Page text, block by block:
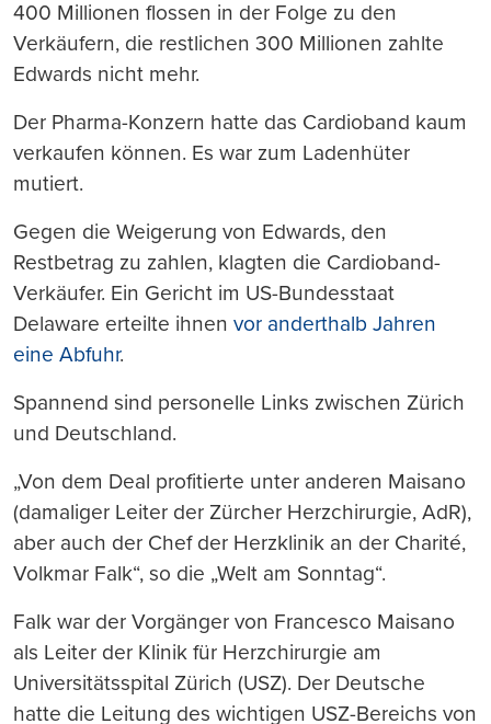
400 Millionen flossen in der Folge zu den
Verkäufern, die restlichen 300 Millionen zahlte
Edwards nicht mehr.
Der Pharma-Konzern hatte das Cardioband kaum
verkaufen können. Es war zum Ladenhüter
mutiert.
Gegen die Weigerung von Edwards, den
Restbetrag zu zahlen, klagten die Cardioband-
Verkäufer. Ein Gericht im US-Bundesstaat
Delaware erteilte ihnen vor anderthalb Jahren
eine Abfuhr.
Spannend sind personelle Links zwischen Zürich
und Deutschland.
„Von dem Deal profitierte unter anderen Maisano
(damaliger Leiter der Zürcher Herzchirurgie, AdR),
aber auch der Chef der Herzklinik an der Charité,
Volkmar Falk“, so die „Welt am Sonntag“.
Falk war der Vorgänger von Francesco Maisano
als Leiter der Klinik für Herzchirurgie am
Universitätsspital Zürich (USZ). Der Deutsche
hatte die Leitung des wichtigen USZ-Bereichs von